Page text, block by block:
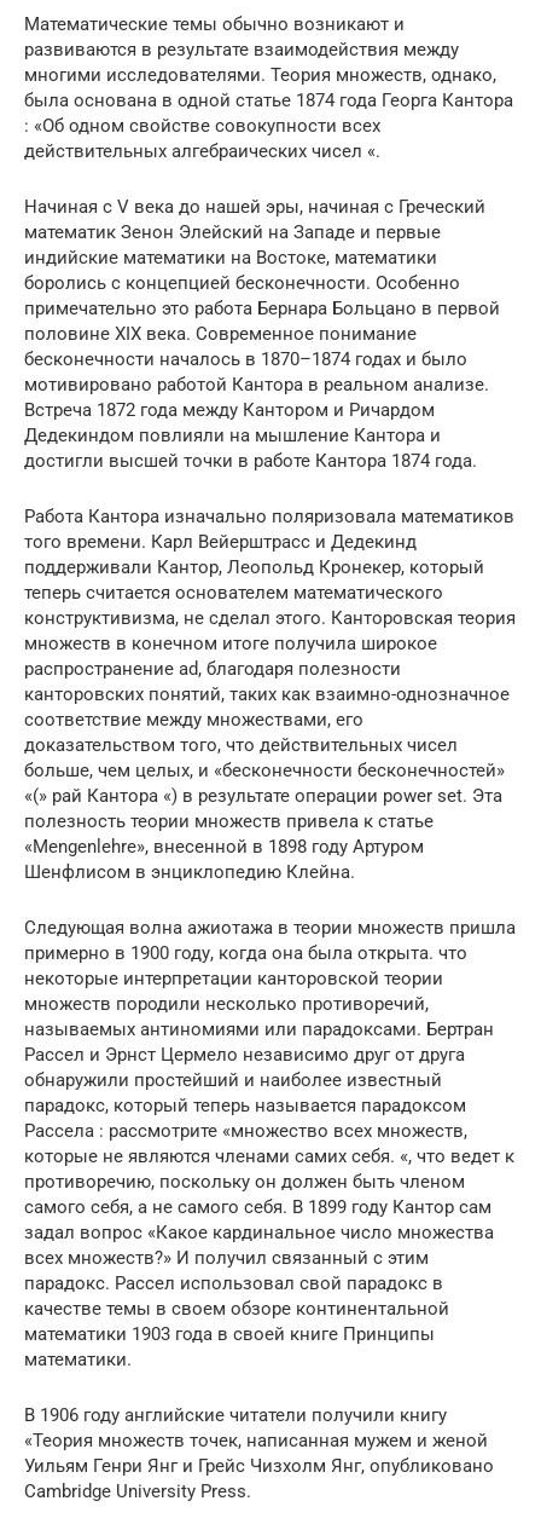
Математические темы обычно возникают и
развиваются в результате взаимодействия между
многими исследователями. Теория множеств, однако,
была основана в одной статье 1874 года Георга Кантора
: «Об одном свойстве совокупности всех
действительных алгебраических чисел «.
Начиная с V века до нашей эры, начиная с Греческий
математик Зенон Элейский на Западе и первые
индийские математики на Востоке, математики
боролись с концепцией бесконечности. Особенно
примечательно это работа Бернара Больцано в первой
половине XIX века. Современное понимание
бесконечности началось в 1870–1874 годах и было
мотивировано работой Кантора в реальном анализе.
Встреча 1872 года между Кантором и Ричардом
Дедекиндом повлияли на мышление Кантора и
достигли высшей точки в работе Кантора 1874 года.
Работа Кантора изначально поляризовала математиков
того времени. Карл Вейерштрасс и Дедекинд
поддерживали Кантор, Леопольд Кронекер, который
теперь считается основателем математического
конструктивизма, не сделал этого. Канторовская теория
множеств в конечном итоге получила широкое
распространение ad, благодаря полезности
канторовских понятий, таких как взаимно-однозначное
соответствие между множествами, его
доказательством того, что действительных чисел
больше, чем целых, и «бесконечности бесконечностей»
«(» рай Кантора «) в результате операции power set. Эта
полезность теории множеств привела к статье
«Mengenlehre», внесенной в 1898 году Артуром
Шенфлисом в энциклопедию Клейна.
Следующая волна ажиотажа в теории множеств пришла
примерно в 1900 году, когда она была открыта. что
некоторые интерпретации канторовской теории
множеств породили несколько противоречий,
называемых антиномиями или парадоксами. Бертран
Рассел и Эрнст Цермело независимо друг от друга
обнаружили простейший и наиболее известный
парадокс, который теперь называется парадоксом
Рассела : рассмотрите «множество всех множеств,
которые не являются членами самих себя. «, что ведет к
противоречию, поскольку он должен быть членом
самого себя, а не самого себя. В 1899 году Кантор сам
задал вопрос «Какое кардинальное число множества
всех множеств?» И получил связанный с этим
парадокс. Рассел использовал свой парадокс в
качестве темы в своем обзоре континентальной
математики 1903 года в своей книге Принципы
математики.
В 1906 году английские читатели получили книгу
«Теория множеств точек, написанная мужем и женой
Уильям Генри Янг и Грейс Чизхолм Янг, опубликовано
Cambridge University Press.